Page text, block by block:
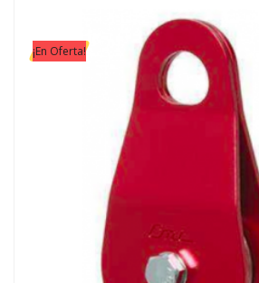
¡En Oferta!